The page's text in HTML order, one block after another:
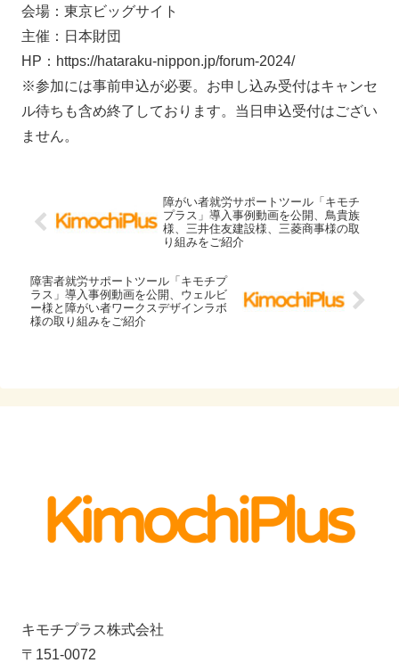
会場：東京ビッグサイト
主催：日本財団
HP：https://hataraku-nippon.jp/forum-2024/
※参加には事前申込が必要。お申し込み受付はキャンセ
ル待ちも含め終了しております。当日申込受付はござい
ません。
障がい者就労サポートツール「キモチ
プラス」導入事例動画を公開、鳥貴族
様、三井住友建設様、三菱商事様の取
り組みをご紹介
障害者就労サポートツール「キモチプ
ラス」導入事例動画を公開、ウェルビ
ー様と障がい者ワークスデザインラボ
様の取り組みをご紹介
キモチプラス株式会社
〒151-0072